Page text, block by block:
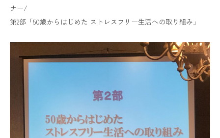
ナー/
第2部「50歳からはじめた ストレスフリー生活への取り組み」